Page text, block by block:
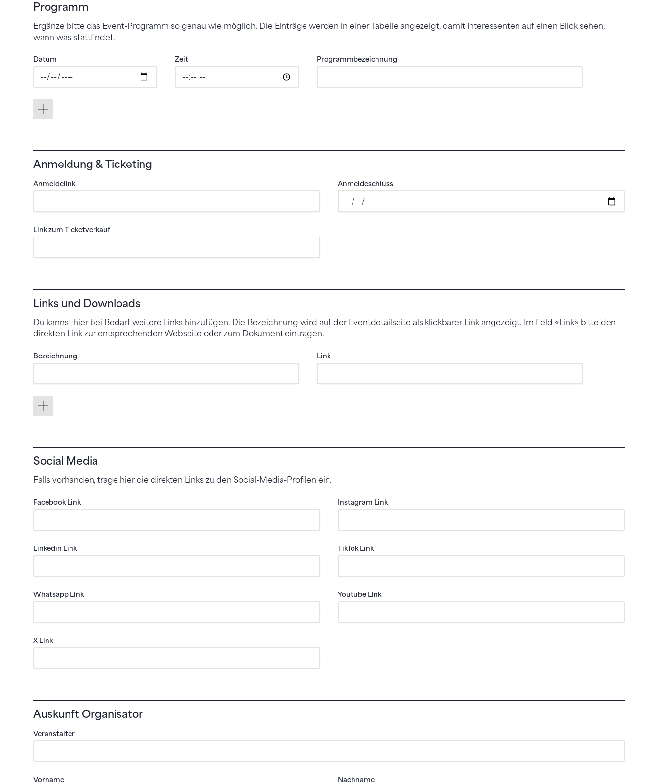
Programm
Ergänze bitte das Event-Programm so genau wie möglich. Die Einträge werden in einer Tabelle angezeigt, damit Interessenten auf einen Blick sehen,
wann was stattfindet.
Datum Zeit Programmbezeichnung
Zeile Hinzufügen
Anmeldung & Ticketing
Anmeldelink Anmeldeschluss
Link zum Ticketverkauf
Links und Downloads
Du kannst hier bei Bedarf weitere Links hinzufügen. Die Bezeichnung wird auf der Eventdetailseite als klickbarer Link angezeigt. Im Feld «Link» bitte den
direkten Link zur entsprechenden Webseite oder zum Dokument eintragen.
Bezeichnung Link
Zeile Hinzufügen
Social Media
Falls vorhanden, trage hier die direkten Links zu den Social-Media-Profilen ein.
Facebook Link Instagram Link
Linkedin Link TikTok Link
Whatsapp Link Youtube Link
X Link
Auskunft Organisator
Veranstalter
Vorname Nachname